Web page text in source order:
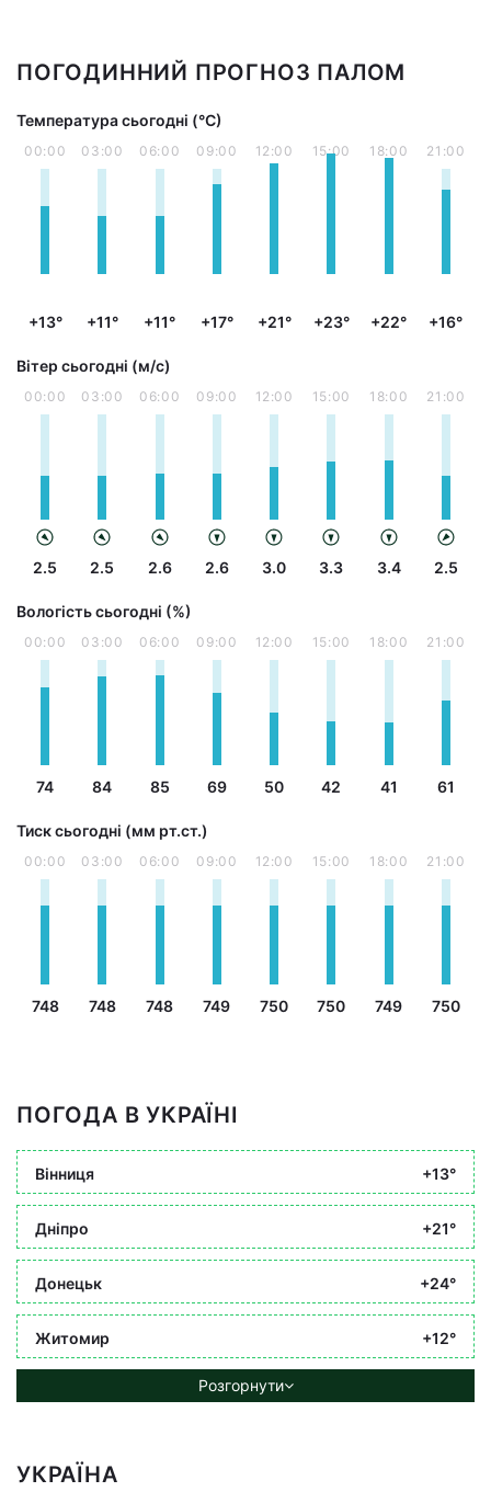
ПОГОДИННИЙ ПРОГНОЗ ПАЛОМ
Температура сьогодні (°С)
00:00
+13°
03:00
+11°
06:00
+11°
09:00
+17°
12:00
+21°
15:00
+23°
18:00
+22°
21:00
+16°
Вітер сьогодні (м/с)
00:00
2.5
03:00
2.5
06:00
2.6
09:00
2.6
12:00
3.0
15:00
3.3
18:00
3.4
21:00
2.5
Вологість сьогодні (%)
00:00
74
03:00
84
06:00
85
09:00
69
12:00
50
15:00
42
18:00
41
21:00
61
Тиск сьогодні (мм рт.ст.)
00:00
748
03:00
748
06:00
748
09:00
749
12:00
750
15:00
750
18:00
749
21:00
750
ПОГОДА В УКРАЇНІ
Вінниця +13°
Дніпро +21°
Донецьк +24°
Житомир +12°
Розгорнути
УКРАЇНА